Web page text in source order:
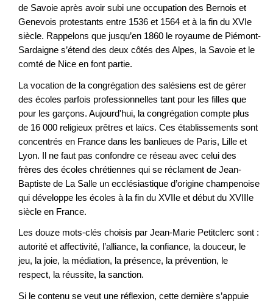
de Savoie après avoir subi une occupation des Bernois et
Genevois protestants entre 1536 et 1564 et à la fin du XVIe
siècle. Rappelons que jusqu’en 1860 le royaume de Piémont-
Sardaigne s’étend des deux côtés des Alpes, la Savoie et le
comté de Nice en font partie.
La vocation de la congrégation des salésiens est de gérer
des écoles parfois professionnelles tant pour les filles que
pour les garçons. Aujourd'hui, la congrégation compte plus
de 16 000 religieux prêtres et laïcs. Ces établissements sont
concentrés en France dans les banlieues de Paris, Lille et
Lyon. Il ne faut pas confondre ce réseau avec celui des
frères des écoles chrétiennes qui se réclament de Jean-
Baptiste de La Salle un ecclésiastique d’origine champenoise
qui développe les écoles à la fin du XVIIe et début du XVIIIe
siècle en France.
Les douze mots-clés choisis par Jean-Marie Petitclerc sont :
autorité et affectivité, l’alliance, la confiance, la douceur, le
jeu, la joie, la médiation, la présence, la prévention, le
respect, la réussite, la sanction.
Si le contenu se veut une réflexion, cette dernière s’appuie